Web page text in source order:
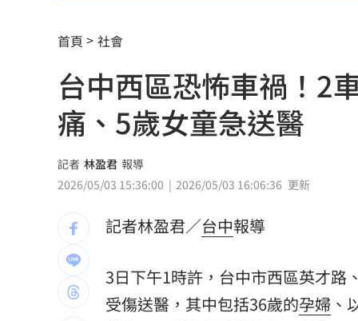
白海豚發威！宜蘭強風磁磚砸、樹倒
白海豚外圍雨帶特別紮實 鄭明典：別
有片／貴州通天河「爆乳正妹伴漂」價
慈濟買BNT遭詐 網朝聖郭董大小姐貼
宜蘭強風「店家玻璃門被吹爆」員工嚇
配合漢光！管碧玲視導平戰轉換與出港
向姜厚任道歉 田路路：我要找的是楊
男傳訊醫院粉專「殺死掛號小姐」辯忘
首頁 社會
台中西區恐怖車禍！2
痛、5歲女童急送醫
記者 林盈君 報導
2026/05/03 15:36:00
2026/05/03 16:06:36 更新
記者林盈君／台中報導
3日下午1時許，台中市西區英才路
受傷送醫，其中包括36歲的孕婦 、